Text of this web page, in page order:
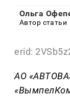
Ольга
Автор статьи
erid:
АО